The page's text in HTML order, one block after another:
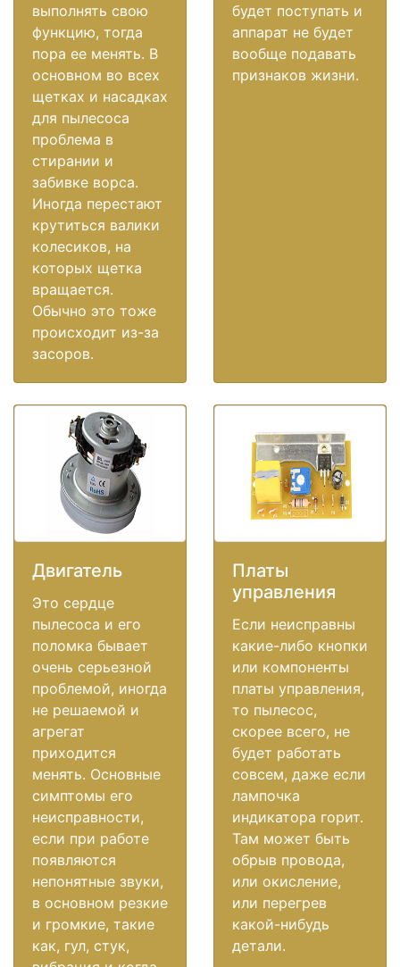
выполнять свою
функцию, тогда
пора ее менять. В
основном во всех
щетках и насадках
для пылесоса
проблема в
стирании и
забивке ворса.
Иногда перестают
крутиться валики
колесиков, на
которых щетка
вращается.
Обычно это тоже
происходит из-за
засоров.
будет поступать и
аппарат не будет
вообще подавать
признаков жизни.
Двигатель
Это сердце
пылесоса и его
поломка бывает
очень серьезной
проблемой, иногда
не решаемой и
агрегат
приходится
менять. Основные
симптомы его
неисправности,
если при работе
появляются
непонятные звуки,
в основном резкие
и громкие, такие
как, гул, стук,
Платы
управления
Если неисправны
какие-либо кнопки
или компоненты
платы управления,
то пылесос,
скорее всего, не
будет работать
совсем, даже если
лампочка
индикатора горит.
Там может быть
обрыв провода,
или окисление,
или перегрев
какой-нибудь
детали.